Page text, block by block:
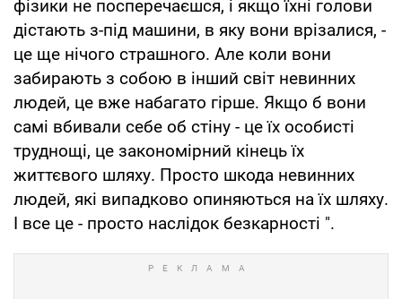
фізики не посперечаєшся, і якщо їхні голови
дістають з-під машини, в яку вони врізалися, -
це ще нічого страшного. Але коли вони
забирають з собою в інший світ невинних
людей, це вже набагато гірше. Якщо б вони
самі вбивали себе об стіну - це їх особисті
труднощі, це закономірний кінець їх
життєвого шляху. Просто шкода невинних
людей, які випадково опиняються на їх шляху.
І все це - просто наслідок безкарності ".